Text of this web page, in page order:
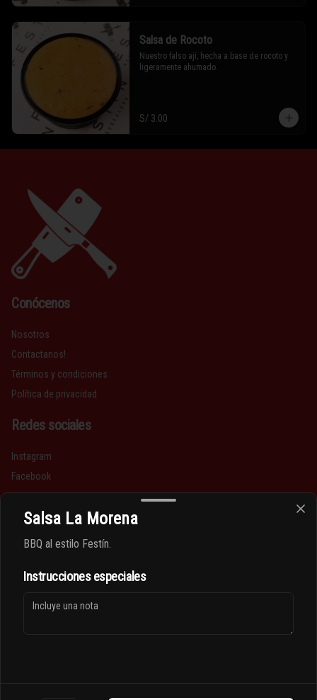
Salsa de Rocoto
Nuestro falso ají, hecha a base de rocoto y
ligeramente ahumado.
S/ 3.00
Conócenos
Nosotros
Contactanos!
Términos y condiciones
Política de privacidad
Redes sociales
Instagram
Facebook
Mi cuenta
Pedir
Política de Cookies
Haga clic en Aceptar para permitir que Justo use cookies a fin
Configuración de cookies Aceptar
Salsa La Morena
BBQ al estilo Festín.
Instrucciones especiales